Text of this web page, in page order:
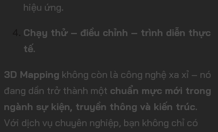
hiệu ứng.
Chạy thử – điều chỉnh – trình diễn thực
tế.
3D Mapping không còn là công nghệ xa xỉ – nó
đang dần trở thành một chuẩn mực mới trong
ngành sự kiện, truyền thông và kiến trúc.
Với dịch vụ chuyên nghiệp, bạn không chỉ có